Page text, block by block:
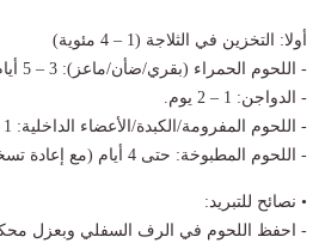
أولا: التخزين في الثلاجة (1 – 4 مئوية)
- اللحوم الحمراء (بقري/ضأن/ماعز): 3 – 5 أيام.
- الدواجن: 1 – 2 يوم.
- اللحوم المفرومة/الكبدة/الأعضاء الداخلية: 1 – 2 يوم
- اللحوم المطبوخة: حتى 4 أيام (مع إعادة تسخينها جيدا).
• نصائح للتبريد:
- احفظ اللحوم في الرف السفلي وبعزل